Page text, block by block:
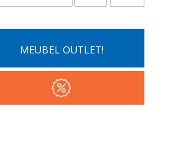
MEUBEL OUTLET!